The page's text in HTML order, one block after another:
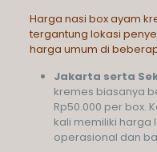
Harga nasi box ayam
tergantung lokasi
harga umum di
Jakarta serta
kremes biasanya
Rp50.000 per box.
kali memiliki harga
operasional dan